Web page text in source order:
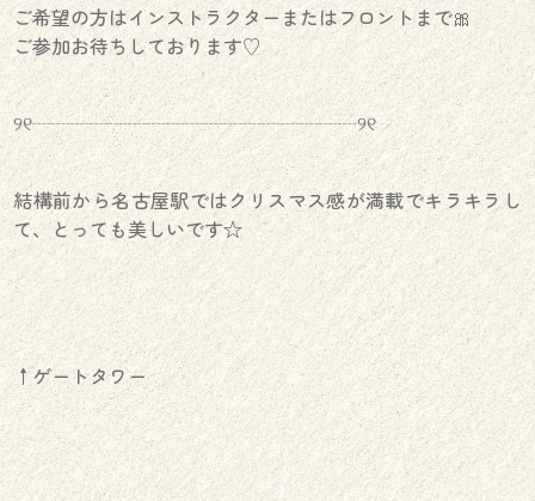
ご希望の方はインストラクターまたはフロントまで🎀
ご参加お待ちしております♡
୨୧┈┈┈┈┈┈┈┈┈┈┈┈┈┈┈┈┈୨୧
結構前から名古屋駅ではクリスマス感が満載でキラキラし
て、とっても美しいです☆
↑ゲートタワー